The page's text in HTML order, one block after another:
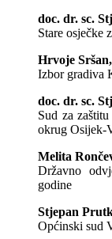
doc. dr. sc.
Stare osječke
Hrvoje
Izbor gradiva
doc. dr. sc.
Sud za
okrug Osijek-
Melita
Državno
godine
Stjepan
Općinski sud